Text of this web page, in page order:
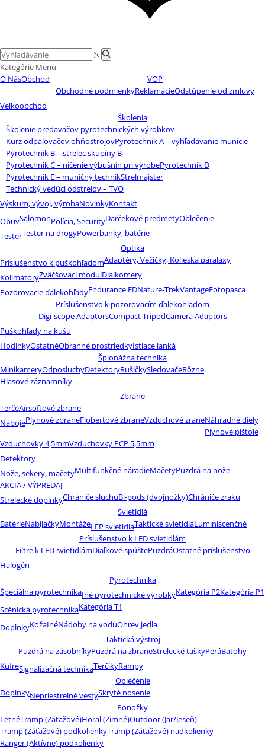
Search
input
Search
Kategórie Menu
O NásObchod
VOP
Obchodné podmienkyReklamácieOdstúpenie od zmluvy
Veľkoobchod
Školenia
Školenie predavačov pyrotechnických výrobkov
Kurz odpaľovačov ohňostrojovPyrotechnik A – vyhľadávanie munície
Pyrotechnik B – strelec skupiny B
Pyrotechnik C – ničenie výbušnín pri výrobePyrotechnik D
Pyrotechnik E – muničný technikStrelmajster
Technický vedúci odstrelov – TVO
Výskum, vývoj, výrobaNovinkyKontakt
ObuvSalomonPolícia, SecurityDarčekové predmetyOblečenie
TesterTester na drogyPowerbanky, batérie
Optika
Príslušenstvo k puškohľadomAdaptéry, Vežičky, Kolieska paralaxy
KolimátoryZväčšovací modulDiaľkomery
Pozorovacie ďalekohľadyEndurance EDNature-TrekVantageFotopasca
Príslušenstvo k pozorovacím ďalekohľadom
Digi-scope AdaptorsCompact TripodCamera Adaptors
Puškohľady na kušu
HodinkyOstatnéObranné prostriedkyIstiace lanká
Špionážna technika
MinikameryOdposluchyDetektoryRušičkySledovačeRôzne
Hlasové záznamníky
Zbrane
TerčeAirsoftové zbrane
NábojePlynové zbraneFlobertové zbraneVzduchové zraneNáhradné diely
Plynové pištole
Vzduchovky 4,5mmVzduchovky PCP 5,5mm
Detektory
Nože, sekery, mačetyMultifunkčné náradieMačetyPuzdrá na nože
AKCIA / VÝPREDAJ
Strelecké doplnkyChrániče sluchuBi-pods (dvojnožky)Chrániče zraku
Svietidlá
BatérieNabíjačkyMontážeLEP svietidláTaktické svietidláLuminiscenčné
Príslušenstvo k LED svietidlám
Filtre k LED svietidlámDiaľkové spúštePuzdráOstatné príslušenstvo
Halogén
Pyrotechnika
Špeciálna pyrotechnikaIné pyrotechnické výrobkyKategória P2Kategória P1
Scénická pyrotechnikaKategória T1
DoplnkyKožaInéNádoby na voduOhrev jedla
Taktická výstroj
Puzdrá na zásobníkyPuzdrá na zbraneStrelecké taškyPeráBatohy
KufreSignalizačná technikaTerčíkyRampy
Oblečenie
DoplnkyNepriestrelné vestySkryté nosenie
Ponožky
LetnéTramp (Záťažové)Horal (Zimné)Outdoor (Jar/Jeseň)
Tramp (Záťažové) podkolienkyTramp (Záťažové) nadkolienky
Ranger (Aktívne) podkolienky